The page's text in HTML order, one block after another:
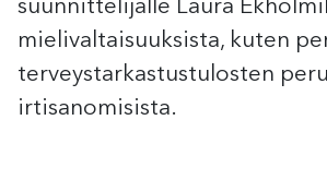
suunnittelijalle Laura
mielivaltaisuuksista, kuten
terveystarkastustulosten
irtisanomisista.